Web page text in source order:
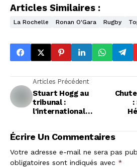
Articles Similaires :
La Rochelle Ronan O'Gara Rugby
Articles Précédent
Stuart Hogg au
tribunal :
l'international
sérieuses
:
Écrire Un Commentaires
Votre adresse e-mail ne sera pas
obligatoires sont indiqués avec *